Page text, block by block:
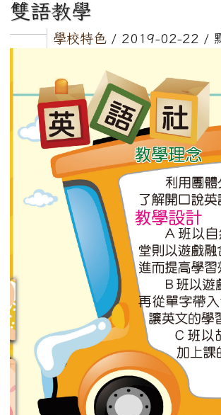
雙語教學
學校特色 / 2019-02-22 /